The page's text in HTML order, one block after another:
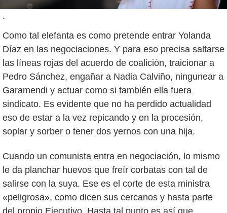
.
Como tal elefanta es como pretende entrar Yolanda
Díaz en las negociaciones. Y para eso precisa saltarse
las líneas rojas del acuerdo de coalición, traicionar a
Pedro Sánchez, engañar a Nadia Calviño, ningunear a
Garamendi y actuar como si también ella fuera
sindicato. Es evidente que no ha perdido actualidad
eso de estar a la vez repicando y en la procesión,
soplar y sorber o tener dos yernos con una hija.
Cuando un comunista entra en negociación, lo mismo
le da planchar huevos que freír corbatas con tal de
salirse con la suya. Ese es el corte de esta ministra
«peligrosa», como dicen sus cercanos y hasta parte
del propio Ejecutivo. Hasta tal punto es así que